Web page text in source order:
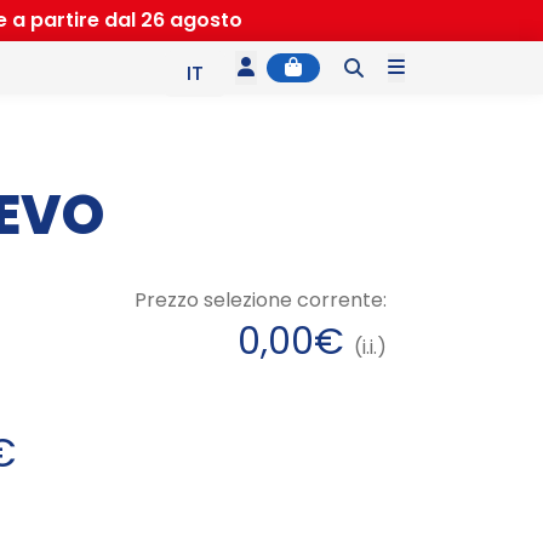
a partire dal 26 agosto
IT Account
Cart Menu
Prezzo selezione corrente:
0,00€ (i.i.)
F